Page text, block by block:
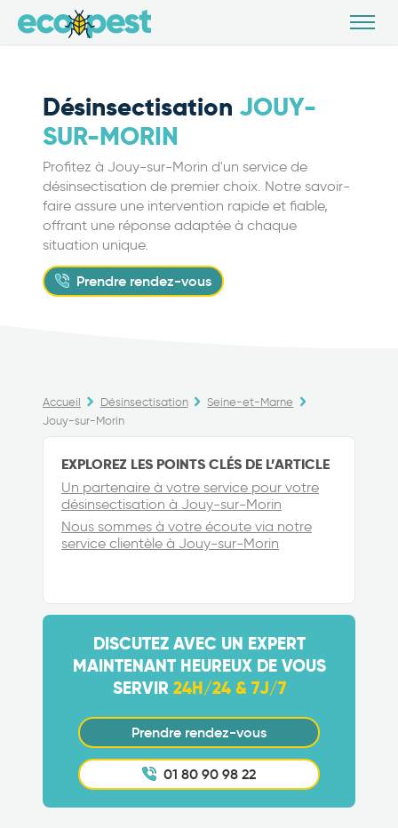
Désinsectisation JOUY-
SUR-MORIN
Profitez à Jouy-sur-Morin d'un service de
désinsectisation de premier choix. Notre savoir-
faire assure une intervention rapide et fiable,
offrant une réponse adaptée à chaque
situation unique.
Prendre rendez-vous
Accueil Désinsectisation
Seine-et-Marne
Jouy-sur-Morin
EXPLOREZ LES POINTS CLÉS DE L’ARTICLE
Un partenaire à votre service pour votre
désinsectisation à Jouy-sur-Morin
Nous sommes à votre écoute via notre
service clientèle à Jouy-sur-Morin
DISCUTEZ AVEC UN EXPERT
MAINTENANT HEUREUX DE VOUS
SERVIR 24H/24 & 7J/7
Prendre rendez-vous
01 80 90 98 22